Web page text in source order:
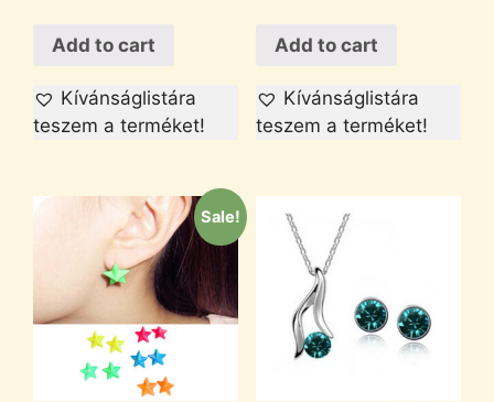
Add to cart
Kívánságlistára
teszem a terméket!
Add to cart
Kívánságlistára
teszem a terméket!
Sale!